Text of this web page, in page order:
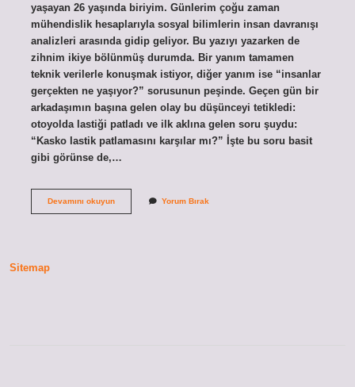
yaşayan 26 yaşında biriyim. Günlerim çoğu zaman
mühendislik hesaplarıyla sosyal bilimlerin insan davranışı
analizleri arasında gidip geliyor. Bu yazıyı yazarken de
zihnim ikiye bölünmüş durumda. Bir yanım tamamen
teknik verilerle konuşmak istiyor, diğer yanım ise “insanlar
gerçekten ne yaşıyor?” sorusunun peşinde. Geçen gün bir
arkadaşımın başına gelen olay bu düşünceyi tetikledi:
otoyolda lastiği patladı ve ilk aklına gelen soru şuydu:
“Kasko lastik patlamasını karşılar mı?” İşte bu soru basit
gibi görünse de,…
Devamını okuyunKasko
Yorum Bırak
Sitemap